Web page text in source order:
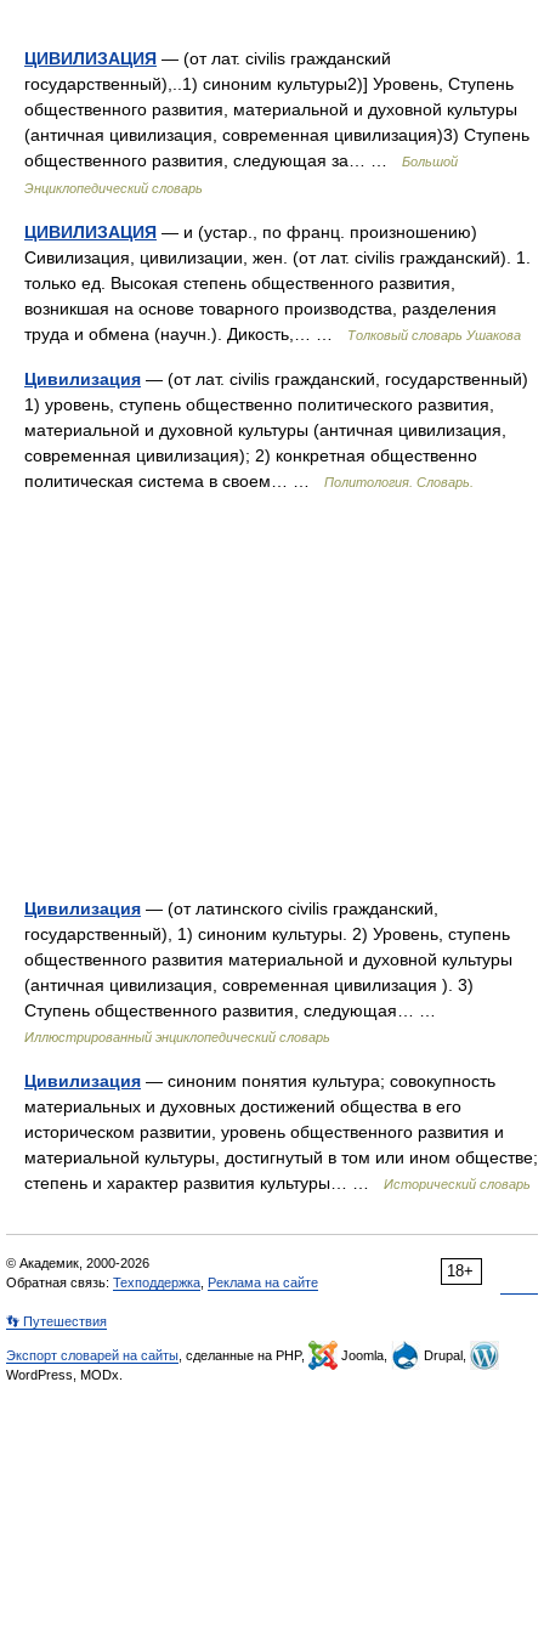
ЦИВИЛИЗАЦИЯ — (от лат. civilis гражданский
государственный),..1) синоним культуры2)] Уровень, Ступень
общественного развития, материальной и духовной культуры
(античная цивилизация, современная цивилизация)3) Ступень
общественного развития, следующая за… …
Большой
Энциклопедический словарь
ЦИВИЛИЗАЦИЯ — и (устар., по франц. произношению)
Сивилизация, цивилизации, жен. (от лат. civilis гражданский). 1.
только ед. Высокая степень общественного развития,
возникшая на основе товарного производства, разделения
труда и обмена (научн.). Дикость,… …
Толковый словарь Ушакова
Цивилизация — (от лат. civilis гражданский, государственный)
1) уровень, ступень общественно политического развития,
материальной и духовной культуры (античная цивилизация,
современная цивилизация); 2) конкретная общественно
политическая система в своем… …
Политология. Словарь.
Цивилизация — (от латинского civilis гражданский,
государственный), 1) синоним культуры. 2) Уровень, ступень
общественного развития материальной и духовной культуры
(античная цивилизация, современная цивилизация ). 3)
Ступень общественного развития, следующая… …
Иллюстрированный энциклопедический словарь
Цивилизация — синоним понятия культура; совокупность
материальных и духовных достижений общества в его
историческом развитии, уровень общественного развития и
материальной культуры, достигнутый в том или ином обществе;
степень и характер развития культуры… …
Исторический словарь
18+
© Академик, 2000-2026
Обратная связь: Техподдержка Реклама на сайте
👣 Путешествия
Экспорт словарей на сайты , сделанные на PHP, Joomla,
Drupal,
WordPress, MODx.